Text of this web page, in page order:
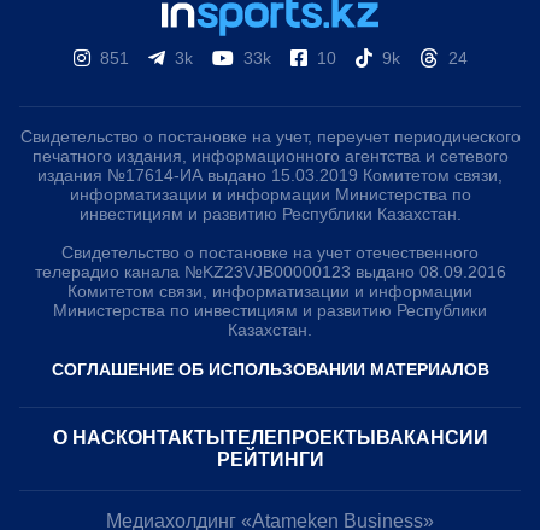
851 3k 33k 10 9k 24
Свидетельство о постановке на учет, переучет периодического
печатного издания, информационного агентства и сетевого
издания №17614-ИА выдано 15.03.2019 Комитетом связи,
информатизации и информации Министерства по
инвестициям и развитию Республики Казахстан.
Свидетельство о постановке на учет отечественного
телерадио канала №KZ23VJB00000123 выдано 08.09.2016
Комитетом связи, информатизации и информации
Министерства по инвестициям и развитию Республики
Казахстан.
СОГЛАШЕНИЕ ОБ ИСПОЛЬЗОВАНИИ МАТЕРИАЛОВ
О НАС КОНТАКТЫ ТЕЛЕПРОЕКТЫ ВАКАНСИИ
РЕЙТИНГИ
Медиахолдинг «Atameken Business»